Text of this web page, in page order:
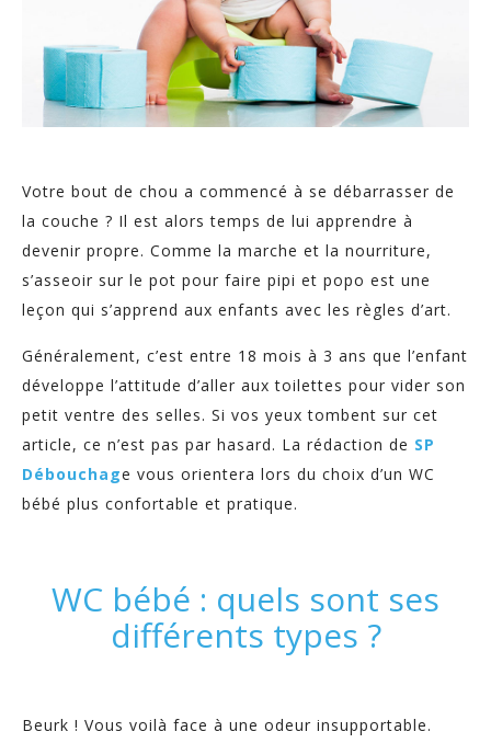
Votre bout de chou a commencé à se débarrasser de
la couche ? Il est alors temps de lui apprendre à
devenir propre. Comme la marche et la nourriture,
s’asseoir sur le pot pour faire pipi et popo est une
leçon qui s’apprend aux enfants avec les règles d’art.
Généralement, c’est entre 18 mois à 3 ans que l’enfant
développe l’attitude d’aller aux toilettes pour vider son
petit ventre des selles. Si vos yeux tombent sur cet
article, ce n’est pas par hasard. La rédaction de SP
Débouchage vous orientera lors du choix d’un WC
bébé plus confortable et pratique.
WC bébé : quels sont ses
différents types ?
Beurk ! Vous voilà face à une odeur insupportable.